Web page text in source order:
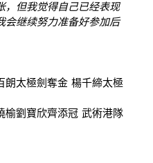
，但我觉得自己已经表现
会继续努力准备好参加后
朗太極劍奪金 楊千締太極
榆劉寶欣齊添冠 武術港隊